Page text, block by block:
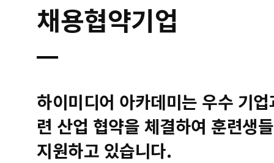
채용협약기업
하이미디어 아카데미는 우수 기
련 산업 협약을 체결하여 훈련생
지원하고 있습니다.